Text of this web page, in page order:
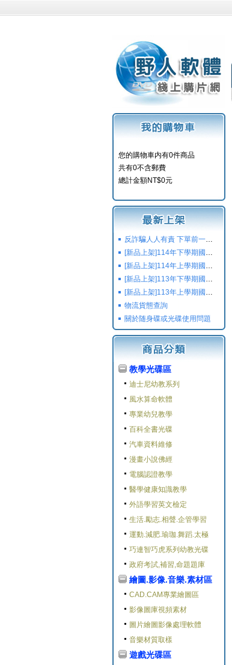
您的購物車内有0件商品
共有0不含郵費
總計金額NT$0元
反詐騙人人有責 下單前一定要注意
[新品上架]114年下學期國小國中高中命題光碟,校用卷,習作
[新品上架]114年上學期國小國中高中命題光碟,校用卷,習作
[新品上架]113年下學期國小國中高中命題光碟,校用卷,習作
[新品上架]113年上學期國小國中高中命題光碟,校用卷,習作
物流貨態查詢
關於随身碟或光碟使用問題
教學光碟區
迪士尼幼教系列
風水算命軟體
專業幼兒教學
百科全書光碟
汽車資料維修
漫畫小說佛經
電腦認證教學
醫學健康知識教學
外語學習英文檢定
生活.勵志.相聲.企管學習
運動.減肥.瑜珈.舞蹈.太極
巧連智巧虎系列幼教光碟
政府考試,補習,命題題庫
繪圖.影像.音樂.素材區
CAD.CAM專業繪圖區
影像圖庫視頻素材
圖片繪圖影像處理軟體
音樂材質取樣
遊戲光碟區